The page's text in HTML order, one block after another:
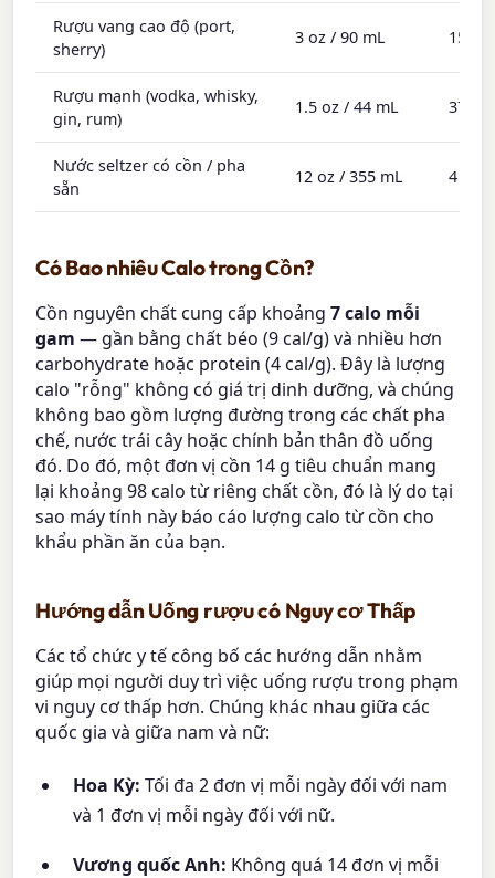
Rượu vang cao độ (port,
sherry)
3 oz / 90 mL 15 –
Rượu mạnh (vodka, whisky,
gin, rum)
1.5 oz / 44 mL 37 –
Nước seltzer có cồn / pha
sẵn
12 oz / 355 mL 4 –
Có Bao nhiêu Calo trong Cồn?
Cồn nguyên chất cung cấp khoảng7 calo mỗi
gam — gần bằng chất béo (9 cal/g) và nhiều hơn
carbohydrate hoặc protein (4 cal/g). Đây là lượng
calo "rỗng" không có giá trị dinh dưỡng, và chúng
không bao gồm lượng đường trong các chất pha
chế, nước trái cây hoặc chính bản thân đồ uống
đó. Do đó, một đơn vị cồn 14 g tiêu chuẩn mang
lại khoảng 98 calo từ riêng chất cồn, đó là lý do tại
sao máy tính này báo cáo lượng calo từ cồn cho
khẩu phần ăn của bạn.
Hướng dẫn Uống rượu có Nguy cơ Thấp
Các tổ chức y tế công bố các hướng dẫn nhằm
giúp mọi người duy trì việc uống rượu trong phạm
vi nguy cơ thấp hơn. Chúng khác nhau giữa các
quốc gia và giữa nam và nữ:
Hoa Kỳ: Tối đa 2 đơn vị mỗi ngày đối với nam
và 1 đơn vị mỗi ngày đối với nữ.
Vương quốc Anh: Không quá 14 đơn vị mỗi